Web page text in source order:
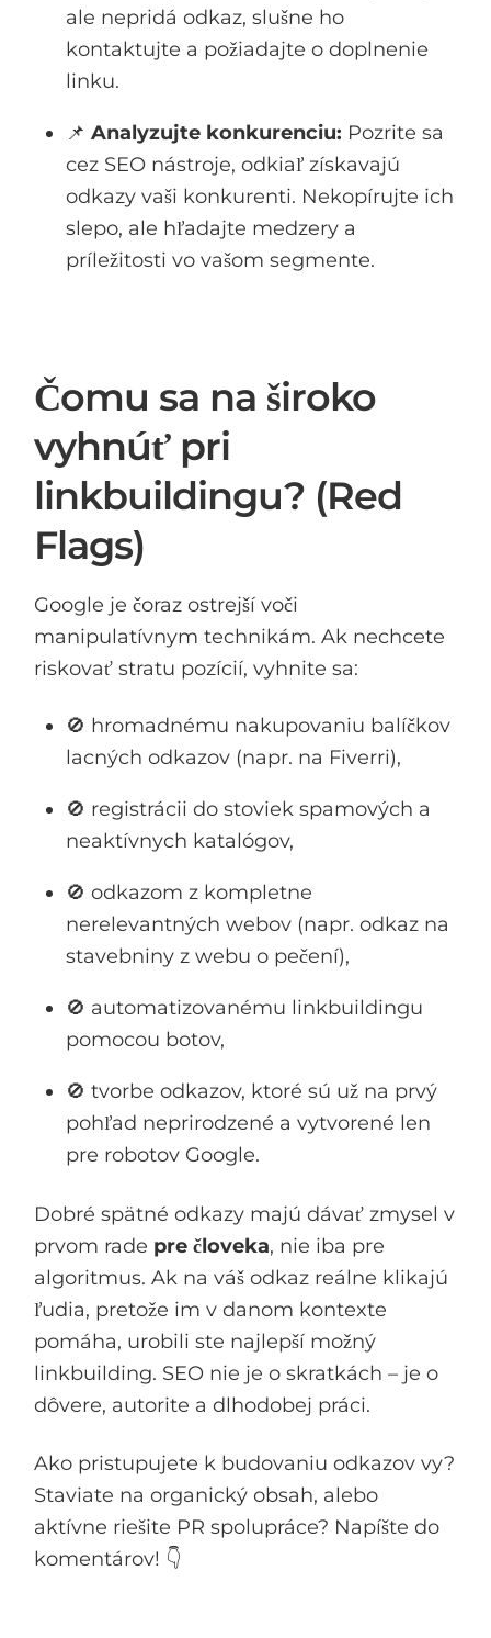
ale nepridá odkaz, slušne ho
kontaktujte a požiadajte o doplnenie
linku.
📌Analyzujte konkurenciu: Pozrite sa
cez SEO nástroje, odkiaľ získavajú
odkazy vaši konkurenti. Nekopírujte ich
slepo, ale hľadajte medzery a
príležitosti vo vašom segmente.
Čomu sa na široko
vyhnúť pri
linkbuildingu? (Red
Flags)
Google je čoraz ostrejší voči
manipulatívnym technikám. Ak nechcete
riskovať stratu pozícií, vyhnite sa:
🚫 hromadnému nakupovaniu balíčkov
lacných odkazov (napr. na Fiverri),
🚫 registrácii do stoviek spamových a
neaktívnych katalógov,
🚫 odkazom z kompletne
nerelevantných webov (napr. odkaz na
stavebniny z webu o pečení),
🚫 automatizovanému linkbuildingu
pomocou botov,
🚫 tvorbe odkazov, ktoré sú už na prvý
pohľad neprirodzené a vytvorené len
pre robotov Google.
Dobré spätné odkazy majú dávať zmysel v
prvom rade pre človeka, nie iba pre
algoritmus. Ak na váš odkaz reálne klikajú
ľudia, pretože im v danom kontexte
pomáha, urobili ste najlepší možný
linkbuilding. SEO nie je o skratkách – je o
dôvere, autorite a dlhodobej práci.
Ako pristupujete k budovaniu odkazov vy?
Staviate na organický obsah, alebo
aktívne riešite PR spolupráce? Napíšte do
komentárov! 👇